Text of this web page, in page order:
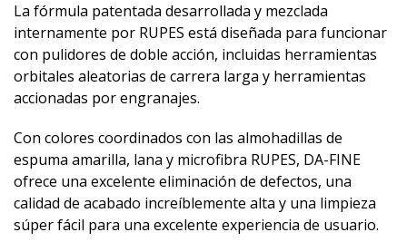
La fórmula patentada desarrollada y mezclada
internamente por RUPES está diseñada para funcionar
con pulidores de doble acción, incluidas herramientas
orbitales aleatorias de carrera larga y herramientas
accionadas por engranajes.
Con colores coordinados con las almohadillas de
espuma amarilla, lana y microfibra RUPES, DA-FINE
ofrece una excelente eliminación de defectos, una
calidad de acabado increíblemente alta y una limpieza
súper fácil para una excelente experiencia de usuario.